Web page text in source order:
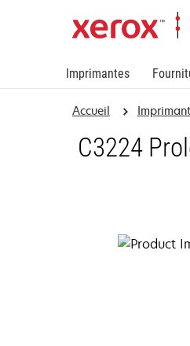
Imprimantes
Accueil
C3224